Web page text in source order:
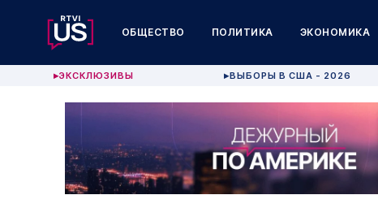
ОБЩЕСТВО ПОЛИТИКА ЭКОНОМИКА
▶ЭКСКЛЮЗИВЫ ▶ВЫБОРЫ В США - 2026